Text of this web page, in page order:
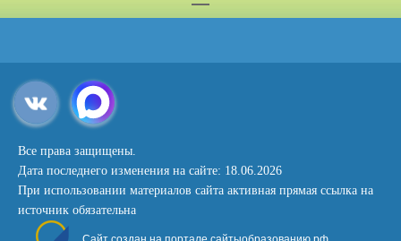
Все права защищены.
Дата последнего изменения на сайте: 18.06.2026
При использовании материалов сайта активная прямая ссылка на
источник обязательна